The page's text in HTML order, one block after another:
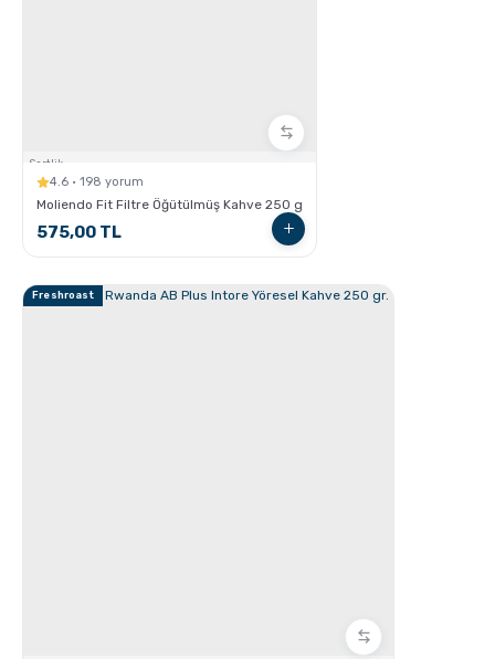
GROSCHE E-Z Latte Çok Amaçlı Köpürtücü nasıl
Kullanılır ?
Sertlik:
4.6 · 198 yorum
Moliendo Fit Filtre Öğütülmüş Kahve 250 g
575,00 TL
Freshroast